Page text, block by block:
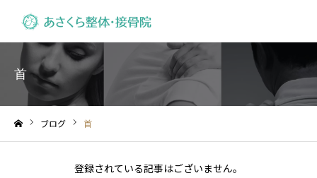
首
ブログ 首
登録されている記事はございません。